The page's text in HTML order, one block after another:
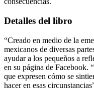
Detalles del libro
“Creado en medio de la
mexicanos de diversas
ayudar a los pequeños a
en su página de Facebook.
que expresen cómo se
hacer en esas